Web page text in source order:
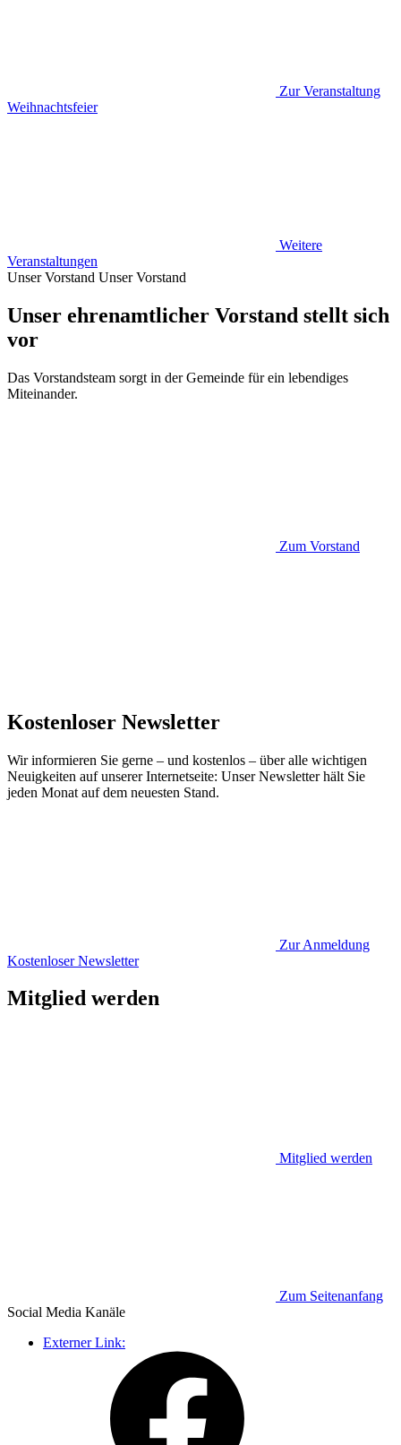
Zur Veranstaltung
Weihnachtsfeier
Weitere
Veranstaltungen
Unser Vorstand Unser Vorstand
Unser ehrenamtlicher Vorstand stellt sich
vor
Das Vorstandsteam sorgt in der Gemeinde für ein lebendiges
Miteinander.
Zum Vorstand
Kostenloser Newsletter
Wir informieren Sie gerne – und kostenlos – über alle wichtigen
Neuigkeiten auf unserer Internetseite: Unser Newsletter hält Sie
jeden Monat auf dem neuesten Stand.
Zur Anmeldung
Kostenloser Newsletter
Mitglied werden
Mitglied werden
Zum Seitenanfang
Social Media Kanäle
Externer Link: